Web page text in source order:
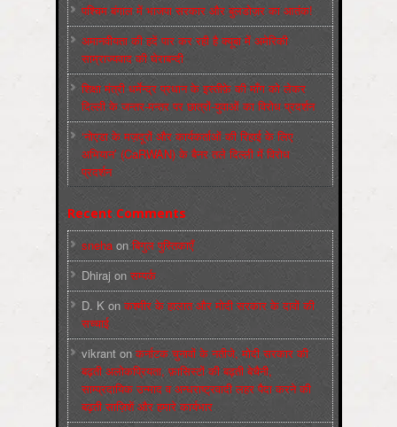
पश्चिम बंगाल में भाजपा सरकार और बुलडोज़र का आतंक!
अमानवीयता की हदें पार कर रही है क्यूबा में अमेरिकी
साम्राज्यवाद की घेराबन्दी
शिक्षा मंत्री धर्मेन्द्र प्रधान के इस्तीफ़े की माँग को लेकर
दिल्ली के जन्तर-मन्तर पर छात्रों-युवाओं का विरोध प्रदर्शन
‘नोएडा के मज़दूरों और कार्यकर्ताओं की रिहाई के लिए
अभियान’ (CaRWAN) के बैनर तले दिल्ली में विरोध
प्रदर्शन
Recent Comments
sneha on बिगुल पुस्तिकाएँ
Dhiraj on सम्पर्क
D. K on कश्मीर के हालात और मोदी सरकार के दावों की
सच्चाई
vikrant onकर्नाटक चुनावों के नतीजे, मोदी सरकार की
बढ़ती अलोकप्रियता, फ़ासिस्टों की बढ़ती बेचैनी,
साम्प्रदायिक उन्माद व अन्धराष्ट्रवादी लहर पैदा करने की
बढ़ती साज़िशें और हमारे कार्यभार